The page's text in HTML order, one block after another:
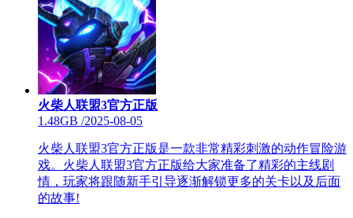
火柴人联盟3官方正版
1.48GB /2025-08-05
火柴人联盟3官方正版是一款非常精彩刺激的动作冒险游
戏。火柴人联盟3官方正版给大家准备了精彩的主线剧
情，玩家将跟随新手引导逐渐解锁更多的关卡以及后面
的故事!